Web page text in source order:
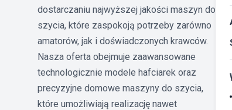
dostarczaniu najwyższej jakości maszyn do
szycia, które zaspokoją potrzeby zarówno
amatorów, jak i doświadczonych krawców.
Nasza oferta obejmuje zaawansowane
technologicznie modele hafciarek oraz
precyzyjne domowe maszyny do szycia,
które umożliwiają realizację nawet